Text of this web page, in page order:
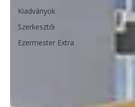
Kiadványok
Szerkesztői
Ezermester Extra